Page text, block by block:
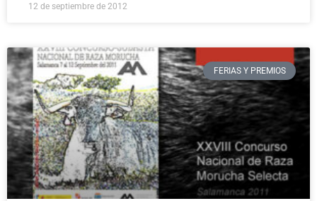
12 de septiembre de 2012
FERIAS Y PREMIOS